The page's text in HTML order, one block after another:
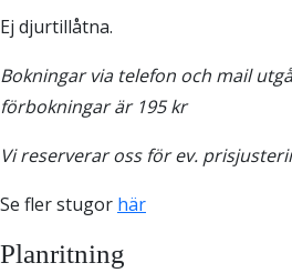
Ej djurtillåtna.
Bokningar via telefon och mail
förbokningar är 195 kr
Vi reserverar oss för ev.
Se fler stugor här
Planritning